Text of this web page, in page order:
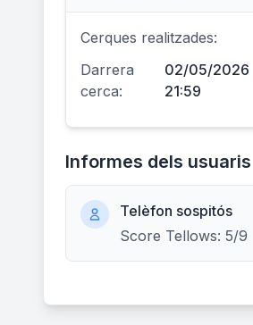
Cerques realitzades:
Darrera
cerca:
02/05/2026
21:59
Informes dels usuaris
Telèfon sospitós
Score Tellows: 5/9